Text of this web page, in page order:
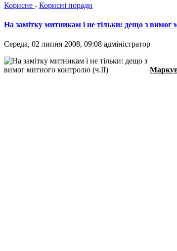
Корисне - Корисні поради
На замітку митникам і не тільки: дещо з
Середа, 02 липня 2008, 09:08 адміністратор